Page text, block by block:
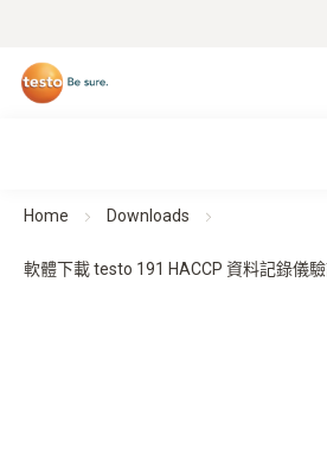
Home Downloads
軟體下載 testo 191 HACCP 資料記錄儀